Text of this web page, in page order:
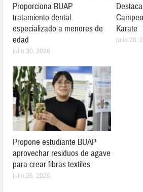
Proporciona BUAP
tratamiento dental
especializado a menores de
edad
julio 30, 2026
Karate
julio 28,
Propone estudiante BUAP
aprovechar residuos de agave
para crear fibras textiles
julio 26, 2026